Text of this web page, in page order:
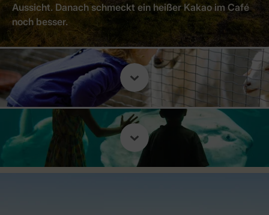
Aussicht. Danach schmeckt ein heißer Kakao im Café
noch besser.